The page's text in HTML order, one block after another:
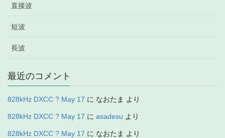
直接波
短波
長波
最近のコメント
828kHz DXCC ? May 17 に なおたま より
828kHz DXCC ? May 17 に asadesu より
828kHz DXCC ? May 17 に なおたま より